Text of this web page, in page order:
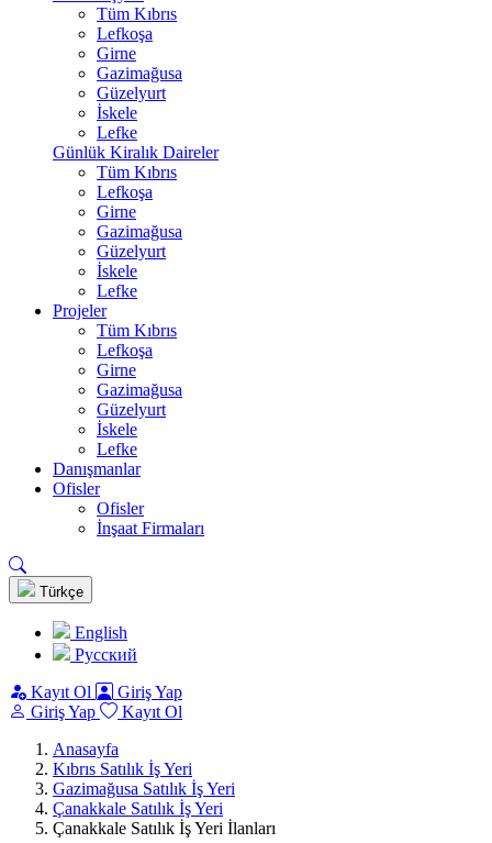
Tüm Kıbrıs
Lefkoşa
Girne
Gazimağusa
Güzelyurt
İskele
Lefke
Günlük Kiralık Daireler
Tüm Kıbrıs
Lefkoşa
Girne
Gazimağusa
Güzelyurt
İskele
Lefke
Projeler
Tüm Kıbrıs
Lefkoşa
Girne
Gazimağusa
Güzelyurt
İskele
Lefke
Danışmanlar
Ofisler
Ofisler
İnşaat Firmaları
Türkçe
English
Pусский
Kayıt Ol
Giriş Yap
Giriş Yap
Kayıt Ol
Anasayfa
Kıbrıs Satılık İş Yeri
Gazimağusa Satılık İş Yeri
Çanakkale Satılık İş Yeri
Çanakkale Satılık İş Yeri İlanları